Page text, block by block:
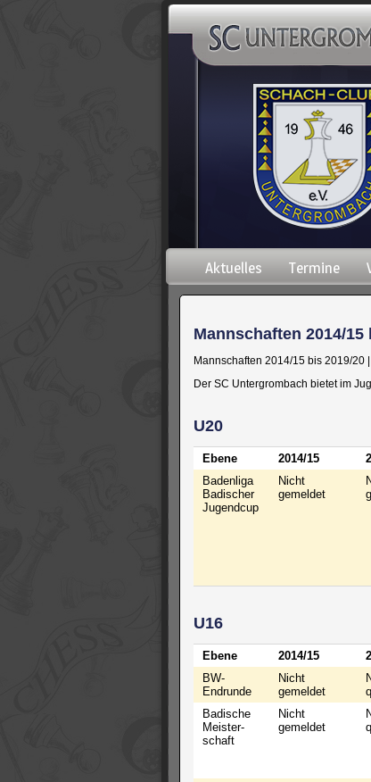
Navigation
überspringen
Aktuelles Termine
Mannschaften 2014/15
Mannschaften 2014/15 bis 2019/20 |
Der SC Untergrombach bietet im
U20
Ebene 2014/15
Badenliga
Badischer
Jugendcup
Nicht
gemeldet
U16
Ebene 2014/15
BW-
Endrunde
Nicht
gemeldet
Badische
Meister-
schaft
Nicht
gemeldet